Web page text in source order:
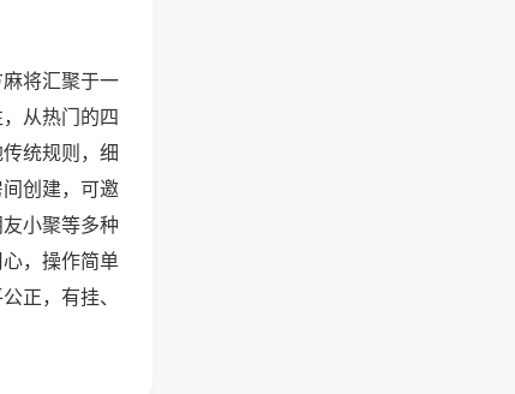
将汇聚于一
从热门的四
统规则，细
创建，可邀
小聚等多种
，操作简单
正，有挂、